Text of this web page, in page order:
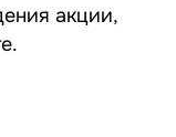
акции,